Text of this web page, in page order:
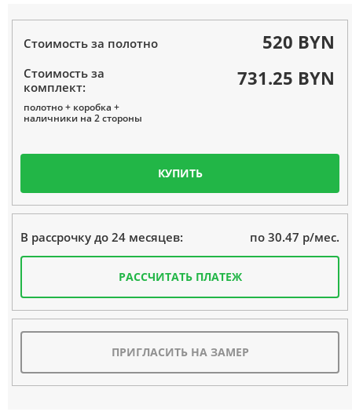
Стоимость за полотно 520 BYN
Стоимость за
комплект:
полотно + коробка +
наличники на 2 стороны
731.25 BYN
КУПИТЬ
В рассрочку до 24 месяцев: по 30.47 р/мес.
РАССЧИТАТЬ ПЛАТЕЖ
ПРИГЛАСИТЬ НА ЗАМЕР